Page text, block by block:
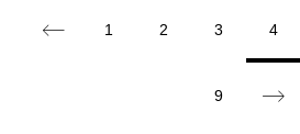
1 2 3 4
9